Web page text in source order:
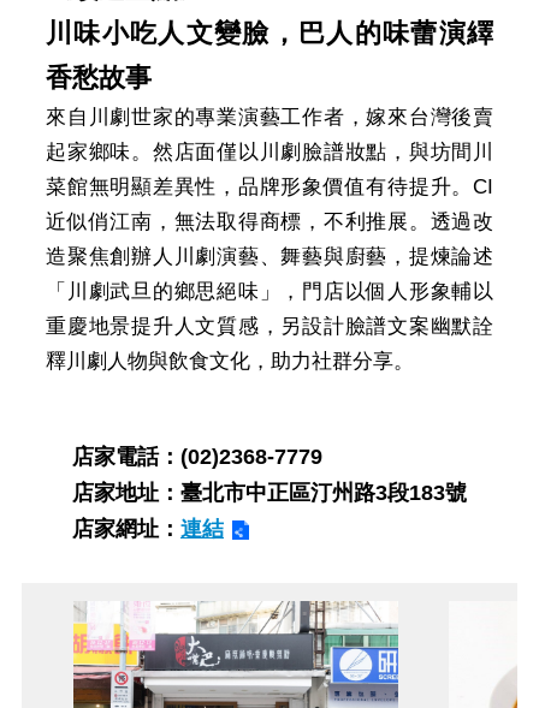
川味小吃人文變臉，巴人的味蕾演繹
香愁故事
來自川劇世家的專業演藝工作者，嫁來台灣後賣
起家鄉味。然店面僅以川劇臉譜妝點，與坊間川
菜館無明顯差異性，品牌形象價值有待提升。CI
近似俏江南，無法取得商標，不利推展。透過改
造聚焦創辦人川劇演藝、舞藝與廚藝，提煉論述
「川劇武旦的鄉思絕味」，門店以個人形象輔以
重慶地景提升人文質感，另設計臉譜文案幽默詮
釋川劇人物與飲食文化，助力社群分享。
店家電話：(02)2368-7779
店家地址：臺北市中正區汀州路3段183號
店家網址： 連結